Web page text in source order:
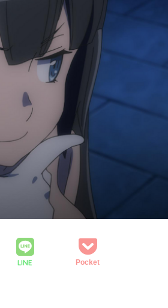
LINE Pocket